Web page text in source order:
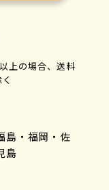
上の場合、送料
島・福岡・佐
島